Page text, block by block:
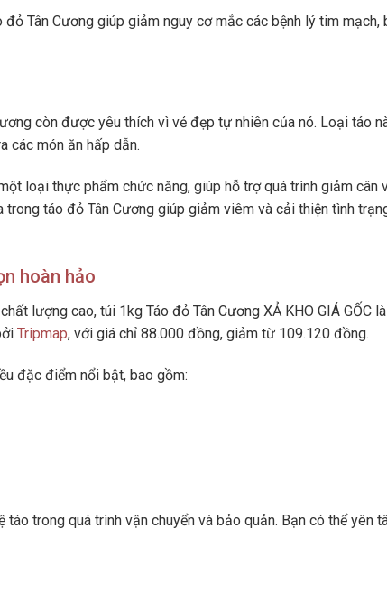
Tân Cương giúp giảm nguy cơ mắc các bệnh lý tim mạch,
còn được yêu thích vì vẻ đẹp tự nhiên của nó. Loại táo
các món ăn hấp dẫn.
loại thực phẩm chức năng, giúp hỗ trợ quá trình giảm cân
táo đỏ Tân Cương giúp giảm viêm và cải thiện tình
hoàn hảo
lượng cao, túi 1kg Táo đỏ Tân Cương XẢ KHO GIÁ GỐC
Tripmap, với giá chỉ 88.000 đồng, giảm từ 109.120 đồng.
đặc điểm nổi bật, bao gồm:
trong quá trình vận chuyển và bảo quản. Bạn có thể yên